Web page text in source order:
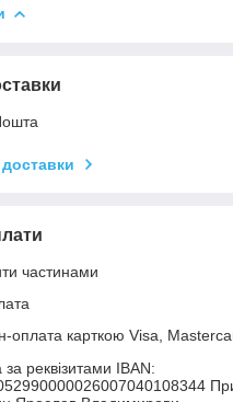
частинами
оплата карткою Visa,
реквізитами IBAN: